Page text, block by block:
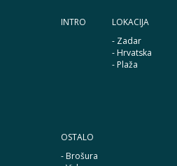
INTRO
LOKACIJA
- Zadar
- Hrvatska
- Plaža
OSTALO
- Brošura